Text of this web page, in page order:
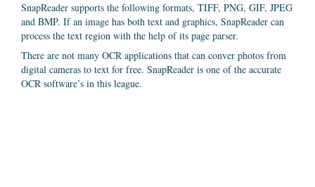
SnapReader supports the following formats, TIFF, PNG, GIF, JPEG
and BMP. If an image has both text and graphics, SnapReader can
process the text region with the help of its page parser.
There are not many OCR applications that can conver photos from
digital cameras to text for free. SnapReader is one of the accurate
OCR software’s in this league.